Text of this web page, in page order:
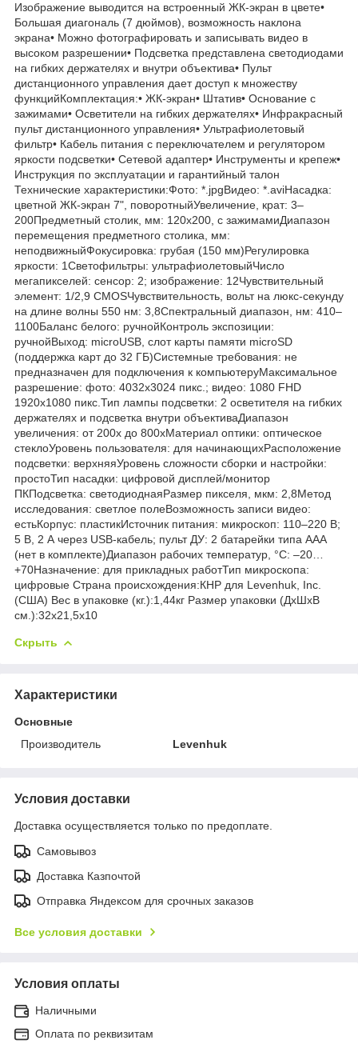
Изображение выводится на встроенный ЖК-экран в цвете•
Большая диагональ (7 дюймов), возможность наклона
экрана• Можно фотографировать и записывать видео в
высоком разрешении• Подсветка представлена светодиодами
на гибких держателях и внутри объектива• Пульт
дистанционного управления дает доступ к множеству
функцийКомплектация:• ЖК-экран• Штатив• Основание с
зажимами• Осветители на гибких держателях• Инфракрасный
пульт дистанционного управления• Ультрафиолетовый
фильтр• Кабель питания с переключателем и регулятором
яркости подсветки• Сетевой адаптер• Инструменты и крепеж•
Инструкция по эксплуатации и гарантийный талон
Технические характеристики:Фото: *.jpgВидео: *.aviНасадка:
цветной ЖК-экран 7", поворотныйУвеличение, крат: 3–
200Предметный столик, мм: 120x200, с зажимамиДиапазон
перемещения предметного столика, мм:
неподвижныйФокусировка: грубая (150 мм)Регулировка
яркости: 1Светофильтры: ультрафиолетовыйЧисло
мегапикселей: сенсор: 2; изображение: 12Чувствительный
элемент: 1/2,9 CMOSЧувствительность, вольт на люкс-секунду
на длине волны 550 нм: 3,8Спектральный диапазон, нм: 410–
1100Баланс белого: ручнойКонтроль экспозиции:
ручнойВыход: microUSB, слот карты памяти microSD
(поддержка карт до 32 ГБ)Системные требования: не
предназначен для подключения к компьютеруМаксимальное
разрешение: фото: 4032x3024 пикс.; видео: 1080 FHD
1920x1080 пикс.Тип лампы подсветки: 2 осветителя на гибких
держателях и подсветка внутри объективаДиапазон
увеличения: от 200х до 800хМатериал оптики: оптическое
стеклоУровень пользователя: для начинающихРасположение
подсветки: верхняяУровень сложности сборки и настройки:
простоТип насадки: цифровой дисплей/монитор
ПКПодсветка: светодиоднаяРазмер пикселя, мкм: 2,8Метод
исследования: светлое полеВозможность записи видео:
естьКорпус: пластикИсточник питания: микроскоп: 110–220 В;
5 В, 2 А через USB-кабель; пульт ДУ: 2 батарейки типа ААА
(нет в комплекте)Диапазон рабочих температур, °С: –20…
+70Назначение: для прикладных работТип микроскопа:
цифровые Страна происхождения:КНР для Levenhuk, Inc.
(США) Вес в упаковке (кг.):1,44кг Размер упаковки (ДхШхВ
см.):32x21,5x10
Скрыть
Характеристики
Основные
Производитель
Levenhuk
Условия доставки
Доставка осуществляется только по предоплате.
Самовывоз
Доставка Казпочтой
Отправка Яндексом для срочных заказов
Все условия доставки
Условия оплаты
Наличными
Оплата по реквизитам